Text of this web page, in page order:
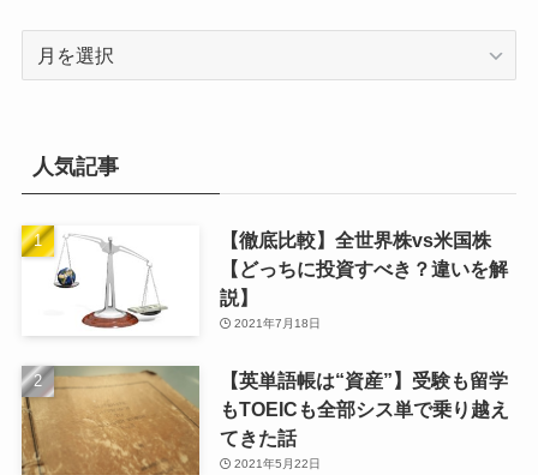
人気記事
【徹底比較】全世界株vs米国株
【どっちに投資すべき？違いを解
説】
2021年7月18日
【英単語帳は“資産”】受験も留学
もTOEICも全部シス単で乗り越え
てきた話
2021年5月22日